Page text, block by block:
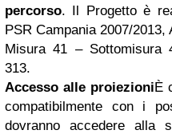
percorso. Il Progetto è
PSR Campania 2007/
Misura 41 – Sottomisura
313.
Accesso alle proiezioniÈ
compatibilmente con i
dovranno accedere alla